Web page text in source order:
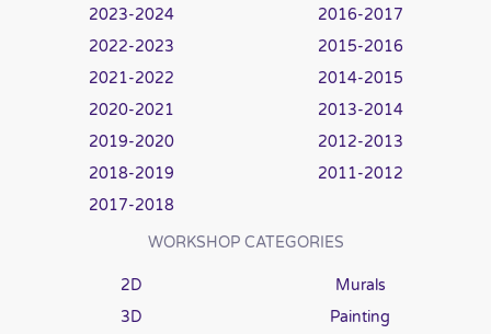
2023-2024
2022-2023
2021-2022
2020-2021
2019-2020
2018-2019
2017-2018
2016-2017
2015-2016
2014-2015
2013-2014
2012-2013
2011-2012
WORKSHOP CATEGORIES
2D
3D
Murals
Painting